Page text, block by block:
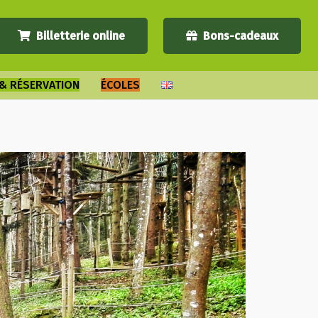
Billetterie online Bons-cadeaux
RÉSERVATION ÉCOLES